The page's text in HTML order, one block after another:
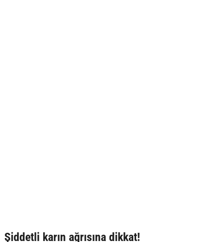
Şiddetli karın ağrısına dikkat!